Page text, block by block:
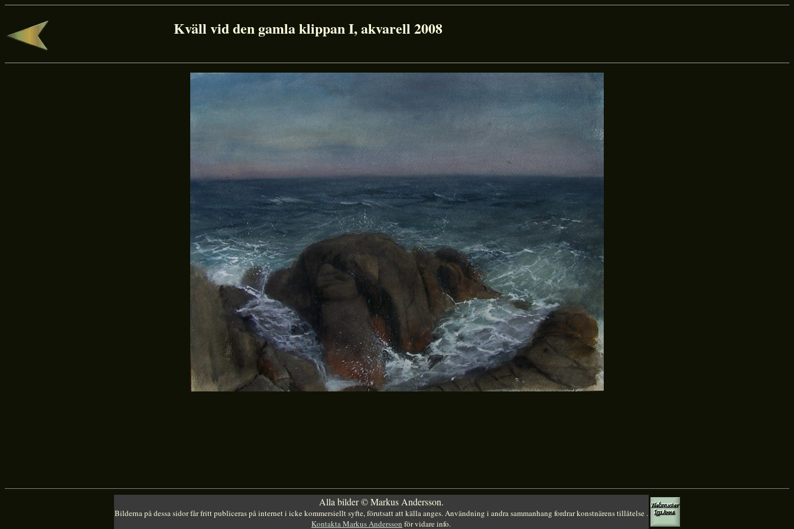
Kväll vid den gamla klippan I, akvarell 2008
Alla bilder © Markus Andersson.
Bilderna på dessa sidor får fritt publiceras på internet i icke kommersiellt syfte, förutsatt att källa anges. Användning i andra sammanhang fordrar konstnärens tillåtelse .
Kontakta Markus Andersson för vidare info.